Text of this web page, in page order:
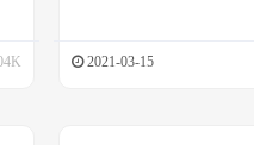
2021-03-15